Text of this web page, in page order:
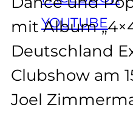
YOUTUBE
mit Album
Deutschland
Clubshow am
Joel